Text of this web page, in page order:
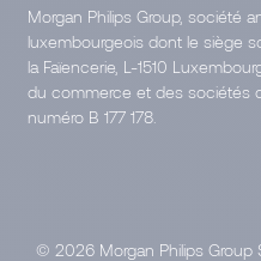
Morgan Philips Group, société
luxembourgeois dont le siège
la Faïencerie, L-1510
du commerce et des sociétés
numéro B 177 178.
© 2026 Morgan Philips Group